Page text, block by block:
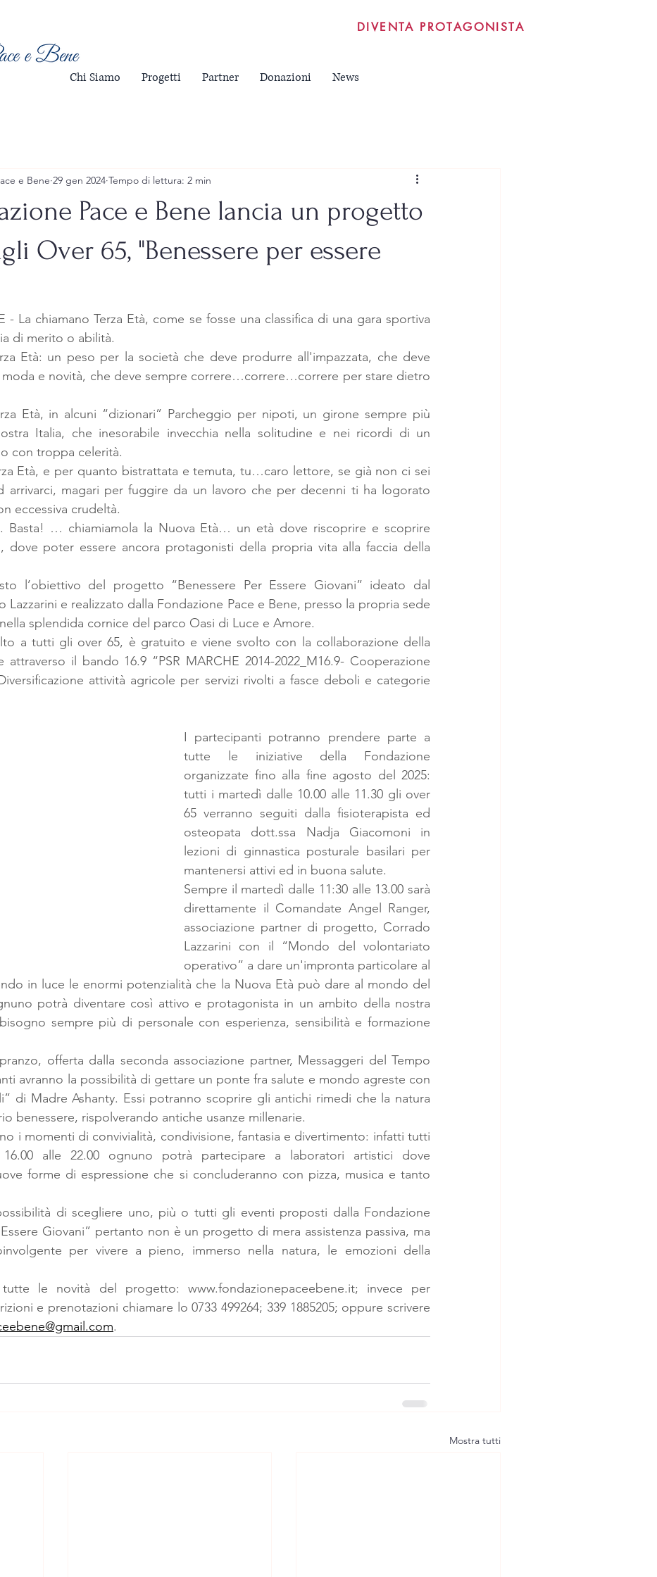
Chi Siamo Progetti Partner Donazioni News
DIVENTA PROTAGONISTA
Pace e Bene lancia un progetto
Over 65, "Benessere per essere
e Bene 29 gen 2024 Tempo di lettura: 2 min
- La chiamano Terza Età, come se fosse una classifica di una gara sportiva
di merito o abilità.
Età: un peso per la società che deve produrre all'impazzata, che deve
e novità, che deve sempre correre…correre…correre per stare dietro
Età, in alcuni “dizionari” Parcheggio per nipoti, un girone sempre più
Italia, che inesorabile invecchia nella solitudine e nei ricordi di un
con troppa celerità.
Età, e per quanto bistrattata e temuta, tu…caro lettore, se già non ci sei
arrivarci, magari per fuggire da un lavoro che per decenni ti ha logorato
eccessiva crudeltà.
Basta! … chiamiamola la Nuova Età… un età dove riscoprire e scoprire
dove poter essere ancora protagonisti della propria vita alla faccia della
l’obiettivo del progetto “Benessere Per Essere Giovani” ideato dal
Lazzarini e realizzato dalla Fondazione Pace e Bene, presso la propria sede
splendida cornice del parco Oasi di Luce e Amore.
a tutti gli over 65, è gratuito e viene svolto con la collaborazione della
attraverso il bando 16.9 “PSR MARCHE 2014-2022_M16.9- Cooperazione
attività agricole per servizi rivolti a fasce deboli e categorie
I partecipanti potranno prendere parte a
tutte le iniziative della Fondazione
organizzate fino alla fine agosto del 2025:
tutti i martedì dalle 10.00 alle 11.30 gli over
65 verranno seguiti dalla fisioterapista ed
osteopata dott.ssa Nadja Giacomoni in
lezioni di ginnastica posturale basilari per
mantenersi attivi ed in buona salute.
Sempre il martedì dalle 11:30 alle 13.00 sarà
direttamente il Comandate Angel Ranger,
associazione partner di progetto, Corrado
Lazzarini con il “Mondo del volontariato
operativo” a dare un'impronta particolare al
in luce le enormi potenzialità che la Nuova Età può dare al mondo del
potrà diventare così attivo e protagonista in un ambito della nostra
sempre più di personale con esperienza, sensibilità e formazione
offerta dalla seconda associazione partner, Messaggeri del Tempo
avranno la possibilità di gettare un ponte fra salute e mondo agreste con
di Madre Ashanty. Essi potranno scoprire gli antichi rimedi che la natura
benessere, rispolverando antiche usanze millenarie.
i momenti di convivialità, condivisione, fantasia e divertimento: infatti tutti
alle 22.00 ognuno potrà partecipare a laboratori artistici dove
forme di espressione che si concluderanno con pizza, musica e tanto
di scegliere uno, più o tutti gli eventi proposti dalla Fondazione
Giovani” pertanto non è un progetto di mera assistenza passiva, ma
per vivere a pieno, immerso nella natura, le emozioni della
tutte le novità del progetto: www.fondazionepaceebene.it; invece per
e prenotazioni chiamare lo 0733 499264; 339 1885205; oppure scrivere
.
Mostra tutti